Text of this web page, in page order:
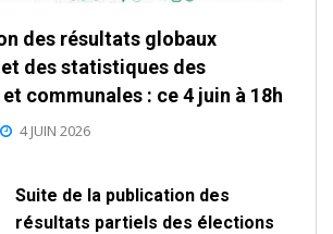
des résultats globaux
des statistiques des
communales : ce 4 juin à 18h
4 JUIN 2026
Suite de la publication des
résultats partiels des élections